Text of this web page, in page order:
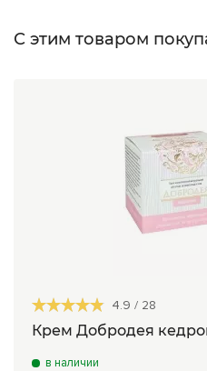
С этим товаром
4.9 / 28
Крем Добродея
в наличии